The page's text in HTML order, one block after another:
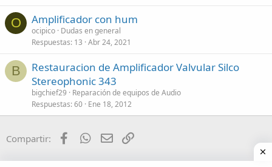
O Amplificador con hum
ocipico Dudas en general
Respuestas 13 Abr 24, 2021
B
Restauracion de Amplificador Valvular Silco
Stereophonic 343
bigchief29
Reparación de equipos de Audio
Respuestas 60 Ene 18, 2012
Compartir: FacebookWhatsApp
Email